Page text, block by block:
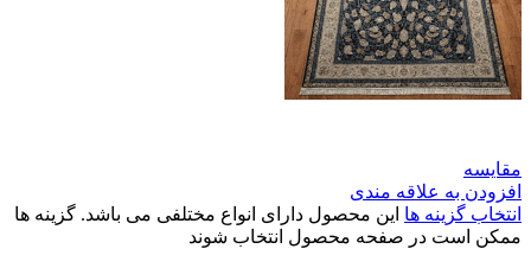
مقایسه
افزودن به علاقه مندی
انتخاب گزینه ها این محصول دارای انواع مختلفی می باشد. گزینه ها
ممکن است در صفحه محصول انتخاب شوند